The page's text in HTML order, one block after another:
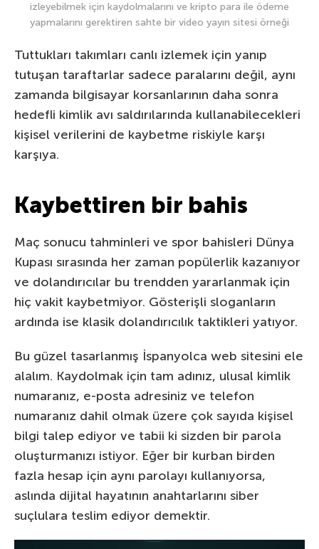
izleyebilmek için kaydolmalarını ve kripto para ile ödeme
yapmalarını gerektiren sahte bir video yayın sitesi örneği
Tuttukları takımları canlı izlemek için yanıp
tutuşan taraftarlar sadece paralarını değil, aynı
zamanda bilgisayar korsanlarının daha sonra
hedefli kimlik avı saldırılarında kullanabilecekleri
kişisel verilerini de kaybetme riskiyle karşı
karşıya.
Kaybettiren bir bahis
Maç sonucu tahminleri ve spor bahisleri Dünya
Kupası sırasında her zaman popülerlik kazanıyor
ve dolandırıcılar bu trendden yararlanmak için
hiç vakit kaybetmiyor. Gösterişli sloganların
ardında ise klasik dolandırıcılık taktikleri yatıyor.
Bu güzel tasarlanmış İspanyolca web sitesini ele
alalım. Kaydolmak için tam adınız, ulusal kimlik
numaranız, e-posta adresiniz ve telefon
numaranız dahil olmak üzere çok sayıda kişisel
bilgi talep ediyor ve tabii ki sizden bir parola
oluşturmanızı istiyor. Eğer bir kurban birden
fazla hesap için aynı parolayı kullanıyorsa,
aslında dijital hayatının anahtarlarını siber
suçlulara teslim ediyor demektir.